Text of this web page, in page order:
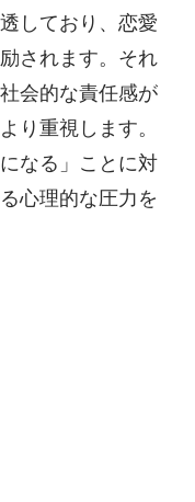
しており、恋愛
されます。それ
会的な責任感が
り重視します。
なる」ことに対
心理的な圧力を